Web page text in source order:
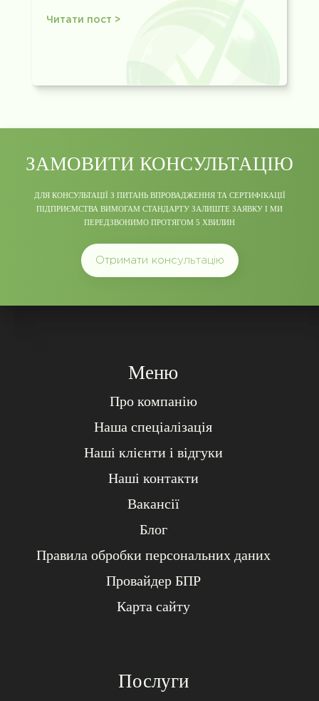
Читати пост >
ЗАМОВИТИ КОНСУЛЬТАЦІЮ
ДЛЯ КОНСУЛЬТАЦІЇ З ПИТАНЬ ВПРОВАДЖЕННЯ ТА СЕРТИФІКАЦІЇ
ПІДПРИЄМСТВА ВИМОГАМ СТАНДАРТУ ЗАЛИШТЕ ЗАЯВКУ І МИ
ПЕРЕДЗВОНИМО ПРОТЯГОМ 5 ХВИЛИН
Отримати консультацію
Меню
Про компанію
Наша спеціалізація
Наші клієнти і відгуки
Наші контакти
Вакансії
Блог
Правила обробки персональних даних
Провайдер БПР
Карта сайту
Послуги